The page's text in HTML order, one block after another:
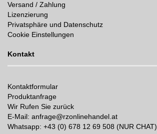
Versand / Zahlung
Lizenzierung
Privatsphäre und Datenschutz
Cookie Einstellungen
Kontakt
Kontaktformular
Produktanfrage
Wir Rufen Sie zurück
E-Mail: anfrage@rzonlinehandel.at
Whatsapp: +43 (0) 678 12 69 508 (NUR CHAT)